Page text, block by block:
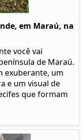
em Maraú, na
você vai
de Maraú.
exuberante, um
e um visual de
que formam